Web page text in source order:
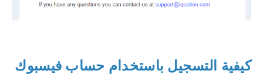
كيفية التسجيل باستخدام حساب فيسبوك